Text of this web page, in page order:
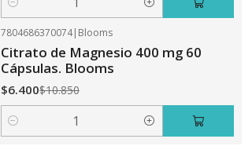
Cantidad
7804686370074| Blooms
Citrato de Magnesio 400 mg 60
Cápsulas. Blooms
$6.400$10.850
Cantidad